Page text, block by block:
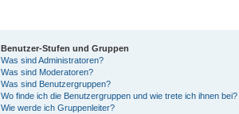
Benutzer-Stufen und Gruppen
Was sind Administratoren?
Was sind Moderatoren?
Was sind Benutzergruppen?
Wo finde ich die Benutzergruppen und wie trete ich ihnen bei?
Wie werde ich Gruppenleiter?